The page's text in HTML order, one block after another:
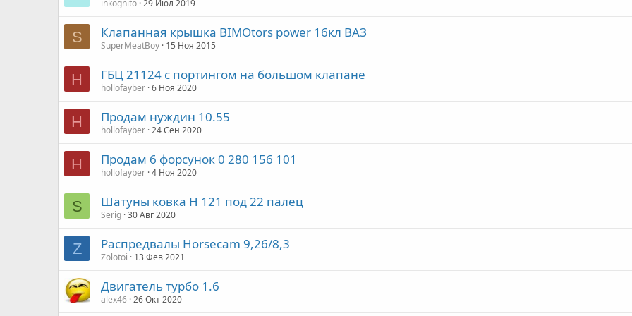
inkognito 29 Июл 2019
S Клапанная крышка BIMOtors power 16кл ВАЗ
SuperMeatBoy 15 Ноя 2015
H ГБЦ 21124 с портингом на большом клапане
hollofayber 6 Ноя 2020
H Продам нуждин 10.55
hollofayber 24 Сен 2020
H Продам 6 форсунок 0 280 156 101
hollofayber 4 Ноя 2020
S Шатуны ковка H 121 под 22 палец
Serig 30 Авг 2020
Z Распредвалы Horsecam 9,26/8,3
Zolotoi 13 Фев 2021
Двигатель турбо 1.6
alex46 26 Окт 2020